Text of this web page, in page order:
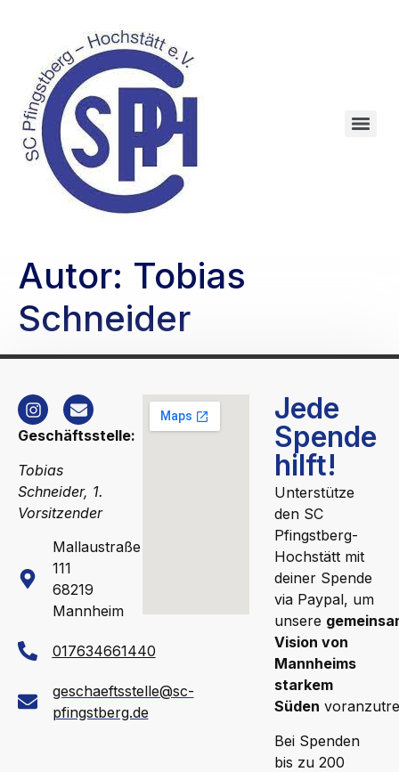
Autor: Tobias
Schneider
Geschäftsstelle:
Tobias
Schneider, 1.
Vorsitzender
Mallaustraße
111
68219
Mannheim
017634661440
geschaeftsstelle@sc-
pfingstberg.de
Jede
Spende
hilft!
Unterstütze
den SC
Pfingstberg-
Hochstätt mit
deiner Spende
via Paypal, um
unsere
Vision von
Mannheims
starkem
Süden
Bei Spenden
bis zu 200